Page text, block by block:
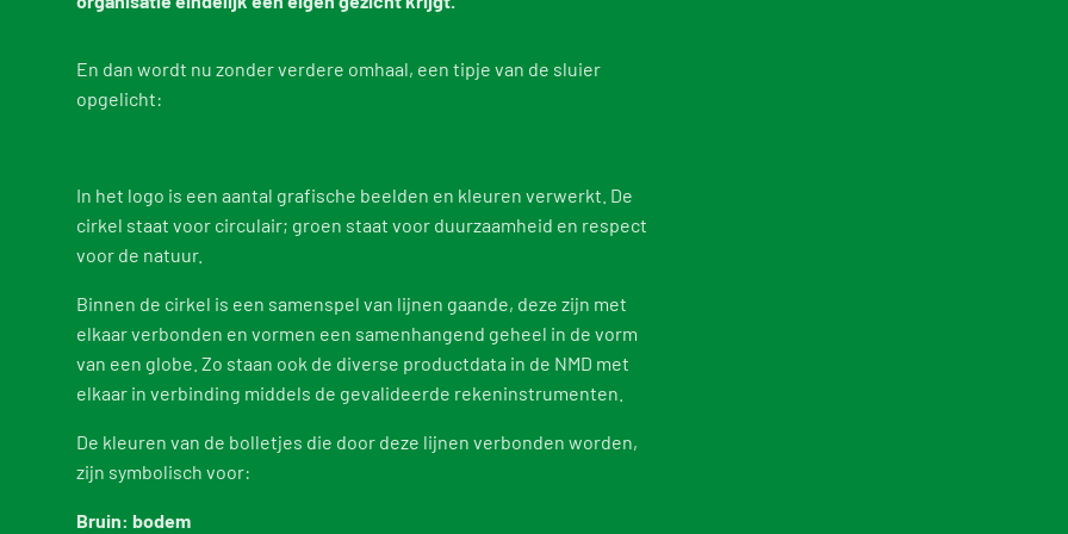
En dan wordt nu zonder verdere omhaal, een tipje van de sluier
opgelicht:
In het logo is een aantal grafische beelden en kleuren verwerkt. De
cirkel staat voor circulair; groen staat voor duurzaamheid en respect
voor de natuur.
Binnen de cirkel is een samenspel van lijnen gaande, deze zijn met
elkaar verbonden en vormen een samenhangend geheel in de vorm
van een globe. Zo staan ook de diverse productdata in de NMD met
elkaar in verbinding middels de gevalideerde rekeninstrumenten.
De kleuren van de bolletjes die door deze lijnen verbonden worden,
zijn symbolisch voor:
Bruin: bodem